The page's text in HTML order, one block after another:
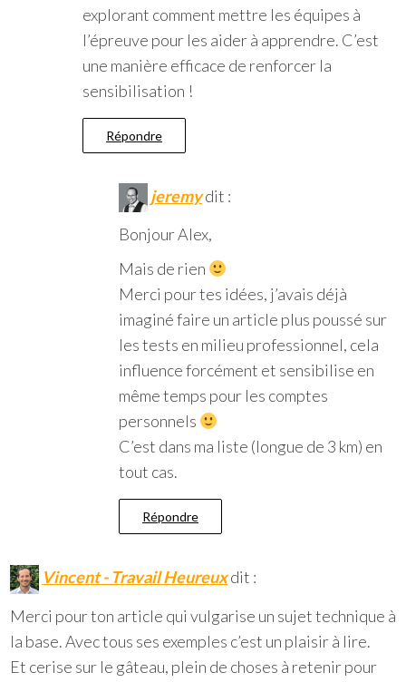
explorant comment mettre les équipes à
l’épreuve pour les aider à apprendre. C’est
une manière efficace de renforcer la
sensibilisation !
Répondre
jeremydit :
Bonjour Alex,
Mais de rien
Merci pour tes idées, j’avais déjà
imaginé faire un article plus poussé sur
les tests en milieu professionnel, cela
influence forcément et sensibilise en
même temps pour les comptes
personnels
C’est dans ma liste (longue de 3 km) en
tout cas.
Répondre
Vincent - Travail Heureuxdit :
Merci pour ton article qui vulgarise un sujet technique à
la base. Avec tous ses exemples c’est un plaisir à lire.
Et cerise sur le gâteau, plein de choses à retenir pour